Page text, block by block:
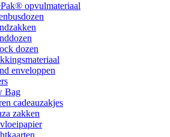
opvulmateriaal
dozen
enveloppen
Bag
cadeauzakjes
zakken